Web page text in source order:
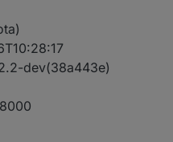
dev(38a443e)